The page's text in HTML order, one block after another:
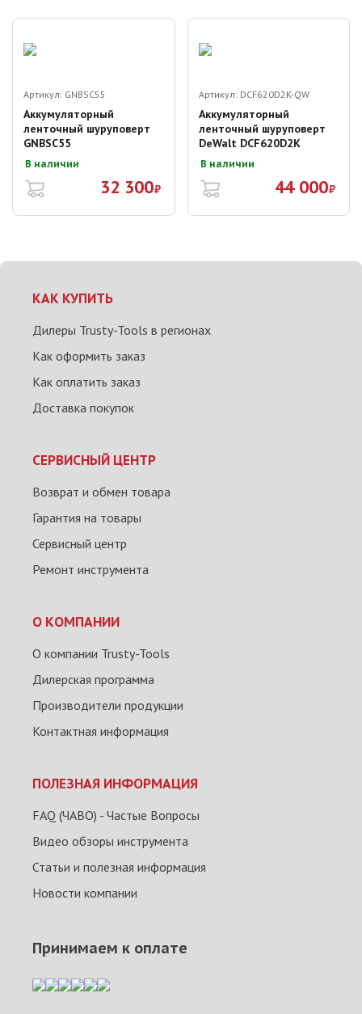
Артикул: GNBSC55
Аккумуляторный
ленточный шуруповерт
GNBSC55
В наличии
32 300₽
Артикул: DCF620D2K-QW
Аккумуляторный
ленточный шуруповерт
DeWalt DCF620D2K
В наличии
44 000₽
КАК КУПИТЬ
Дилеры Trusty-Tools в регионах
Как оформить заказ
Как оплатить заказ
Доставка покупок
СЕРВИСНЫЙ ЦЕНТР
Возврат и обмен товара
Гарантия на товары
Сервисный центр
Ремонт инструмента
О КОМПАНИИ
О компании Trusty-Tools
Дилерская программа
Производители продукции
Контактная информация
ПОЛЕЗНАЯ ИНФОРМАЦИЯ
FAQ (ЧАВО) - Частые Вопросы
Видео обзоры инструмента
Статьи и полезная информация
Новости компании
Принимаем к оплате